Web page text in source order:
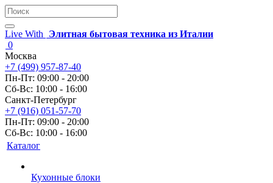
Live With
Элитная бытовая техника из Италии
0
Москва
+7 (499) 957-87-40
Пн-Пт: 09:00 - 20:00
Сб-Вс: 10:00 - 16:00
Санкт-Петербург
+7 (916) 051-57-70
Пн-Пт: 09:00 - 20:00
Сб-Вс: 10:00 - 16:00
Каталог
Кухонные блоки